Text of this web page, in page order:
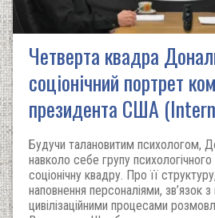
Четверта квадра
соціонічний портрет
президента США
Будучи талановитим психологом,
навколо себе групу
соціонічну квадру. Про її
наповнення персоналіями, зв’язок
цивілізаційними процесами